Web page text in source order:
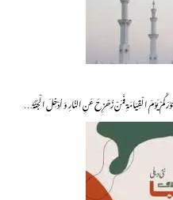
یَوْمَ الْقِیَامَۃِ فَمَنْ زُحْزِحَ عَنِ النَّارِ وَ اُدْخِلَ الْجَنَّۃَ…